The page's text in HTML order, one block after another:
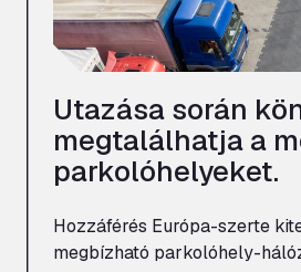
Utazása során
megtalálhatja a
parkolóhelyeket.
Hozzáférés Európa-szerte
megbízható parkolóhely-